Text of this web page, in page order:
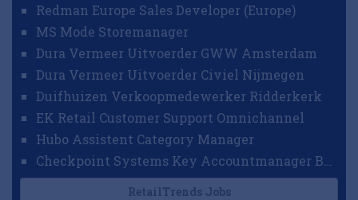
Redman Europe Sales Developer (Europe)
MS Mode Storemanager
Dura Vermeer Uitvoerder GWW Amsterdam
Dura Vermeer Uitvoerder Civiel Nijmegen
Duifhuizen Verkoopmedewerker Ridderkerk
EK Retail Customer Support Omnichannel
Hubo Assistent Category Manager
RetailTrends Jobs